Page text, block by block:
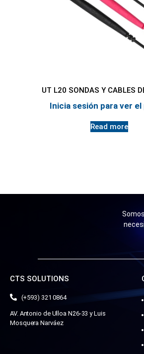
UT L20 SONDAS Y CABLES
Inicia sesión para ver
Read more
CTS SOLUTIONS
(+593) 321 0864
AV. Antonio de Ulloa N26-33 y Luis
Mosquera Narváez